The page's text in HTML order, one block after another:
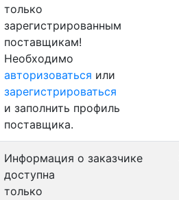
только
зарегистрированным
поставщикам!
Необходимо
авторизоваться или
зарегистрироваться
и заполнить профиль
поставщика.
Информация о заказчике
доступна
только